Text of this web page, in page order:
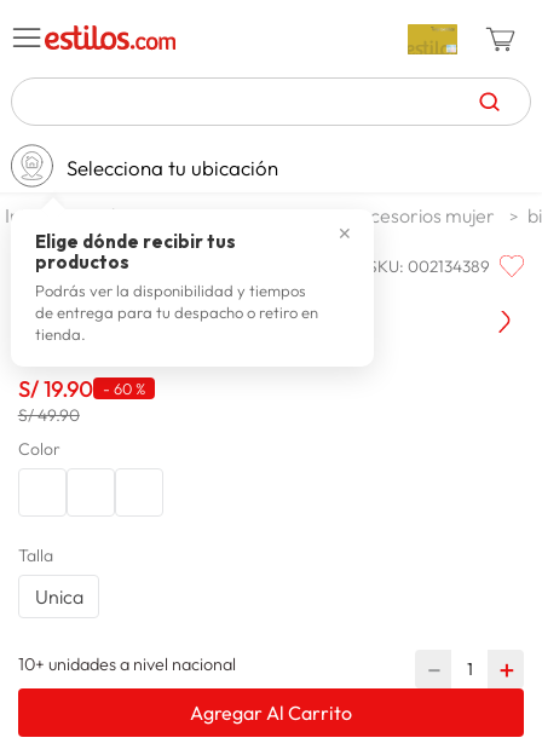
TÉRMINOS MÁS BUSCADOS
1.
2. celulares
3. zapatillas hombre
4. moda
6 . tv
7.
10. lavadora
Selecciona tu ubicación
✕
Elige dónde recibir tus
productos
Podrás ver la disponibilidad y tiempos
de entrega para tu despacho o retiro en
tienda.
moda y accesorios accesorios mujer
Q'COOL SKU:002134389
Billetera Mujer Q'cool Lola
S/19.90 - 60 %
S/ 49.90
Color
Talla
Unica
10+ unidades a nivel nacional ＋
－
Agregar Al Carrito